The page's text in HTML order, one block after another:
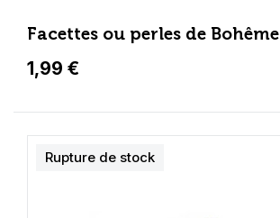
Facettes ou perles de Bohême
1,99 €
Rupture de stock